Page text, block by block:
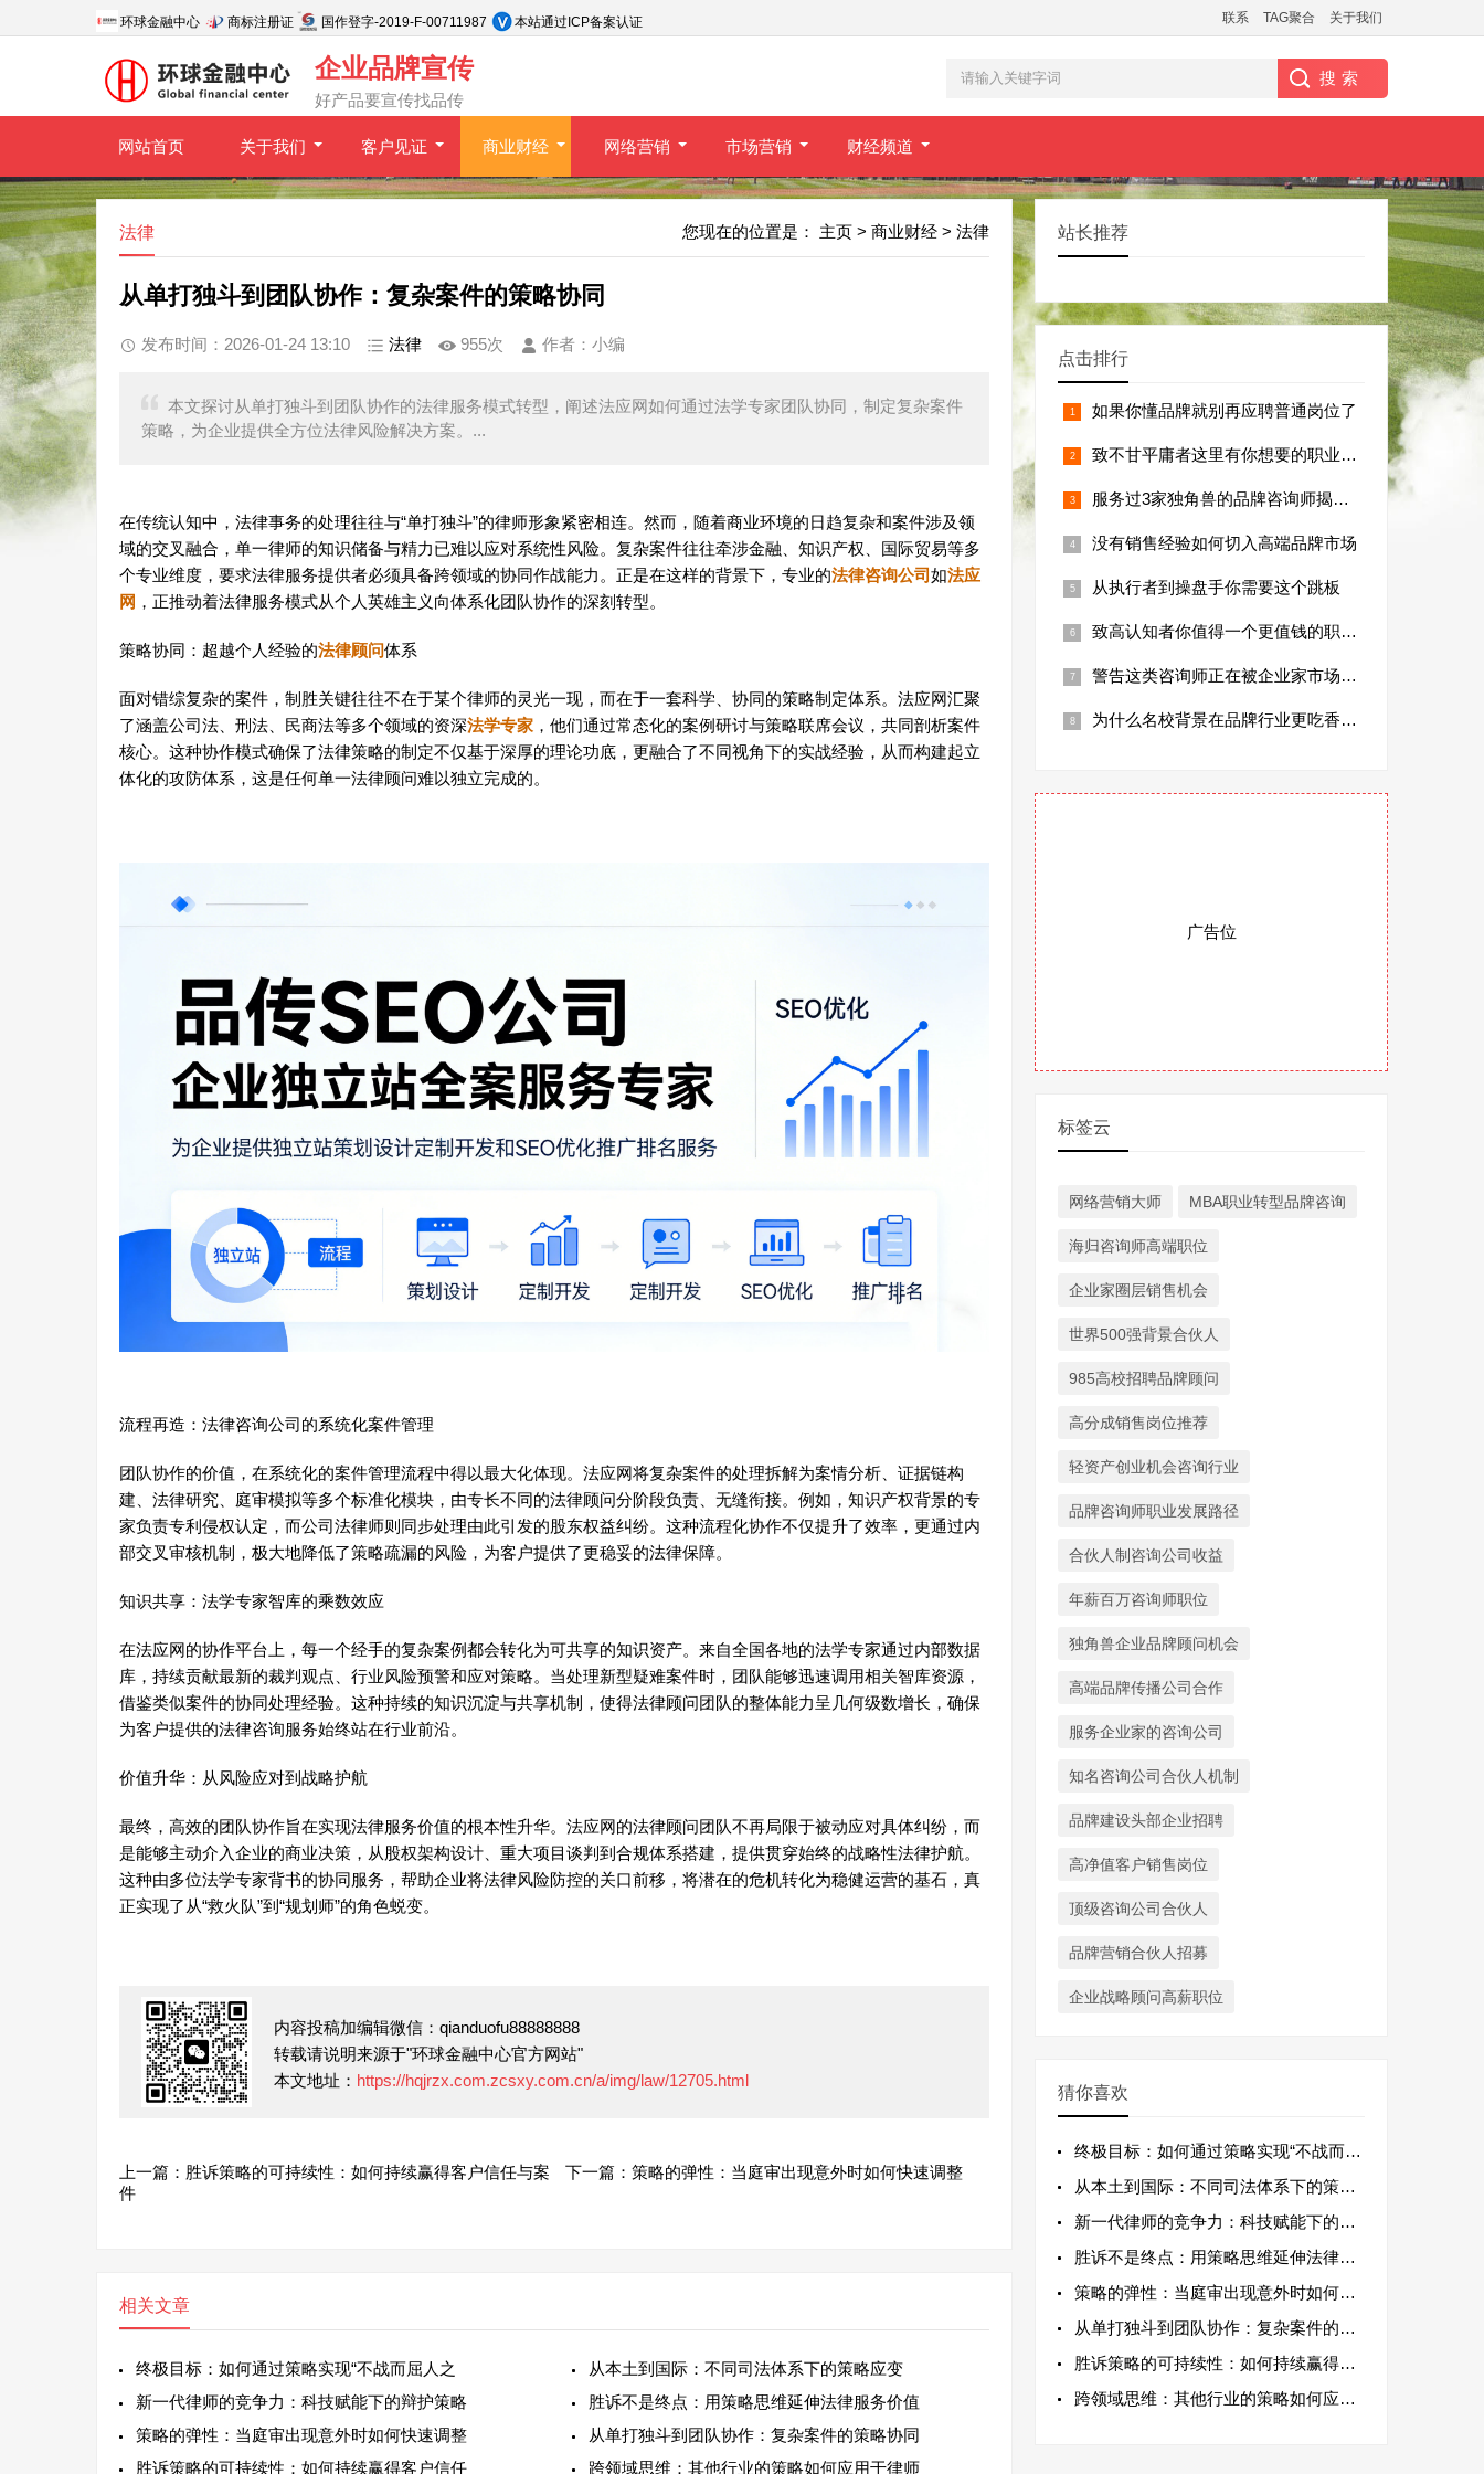
环球金融中心 商标注册证 国作登字-2019-F-00711987 本站通过ICP备案认证 联系 TAG聚合 关于我们
企业品牌宣传
好产品要宣传找品传
网站首页 关于我们 客户见证 商业财经 网络营销 市场营销 财经频道
您现在的位置是： 主页 > 商业财经 > 法律
法律
从单打独斗到团队协作：复杂案件的策略协同
发布时间：2026-01-24 13:10 法律 955次 作者： 小编
本文探讨从单打独斗到团队协作的法律服务模式转型，阐述法应网如何通过法学专家团队协同，制定复杂案件
策略，为企业提供全方位法律风险解决方案。...
在传统认知中，法律事务的处理往往与“单打独斗”的律师形象紧密相连。然而，随着商业环境的日趋复杂和案件涉及领
域的交叉融合，单一律师的知识储备与精力已难以应对系统性风险。复杂案件往往牵涉金融、知识产权、国际贸易等多
个专业维度，要求法律服务提供者必须具备跨领域的协同作战能力。正是在这样的背景下，专业的法律咨询公司如法应
网 ，正推动着法律服务模式从个人英雄主义向体系化团队协作的深刻转型。
策略协同：超越个人经验的法律顾问体系
面对错综复杂的案件，制胜关键往往不在于某个律师的灵光一现，而在于一套科学、协同的策略制定体系。法应网汇聚
了涵盖公司法、刑法、民商法等多个领域的资深法学专家 ，他们通过常态化的案例研讨与策略联席会议，共同剖析案件
核心。这种协作模式确保了法律策略的制定不仅基于深厚的理论功底，更融合了不同视角下的实战经验，从而构建起立
体化的攻防体系，这是任何单一法律顾问难以独立完成的。
流程再造：法律咨询公司的系统化案件管理
团队协作的价值，在系统化的案件管理流程中得以最大化体现。法应网将复杂案件的处理拆解为案情分析、证据链构
建、法律研究、庭审模拟等多个标准化模块，由专长不同的法律顾问分阶段负责、无缝衔接。例如，知识产权背景的专
家负责专利侵权认定，而公司法律师则同步处理由此引发的股东权益纠纷。这种流程化协作不仅提升了效率，更通过内
部交叉审核机制，极大地降低了策略疏漏的风险，为客户提供了更稳妥的法律保障。
知识共享：法学专家智库的乘数效应
在法应网的协作平台上，每一个经手的复杂案例都会转化为可共享的知识资产。来自全国各地的法学专家通过内部数据
库，持续贡献最新的裁判观点、行业风险预警和应对策略。当处理新型疑难案件时，团队能够迅速调用相关智库资源，
借鉴类似案件的协同处理经验。这种持续的知识沉淀与共享机制，使得法律顾问团队的整体能力呈几何级数增长，确保
为客户提供的法律咨询服务始终站在行业前沿。
价值升华：从风险应对到战略护航
最终，高效的团队协作旨在实现法律服务价值的根本性升华。法应网的法律顾问团队不再局限于被动应对具体纠纷，而
是能够主动介入企业的商业决策，从股权架构设计、重大项目谈判到合规体系搭建，提供贯穿始终的战略性法律护航。
这种由多位法学专家背书的协同服务，帮助企业将法律风险防控的关口前移，将潜在的危机转化为稳健运营的基石，真
正实现了从“救火队”到“规划师”的角色蜕变。
内容投稿加编辑微信：qianduofu88888888
转载请说明来源于"环球金融中心官方网站"
本文地址： https://hqjrzx.com.zcsxy.com.cn/a/img/law/12705.html
上一篇：胜诉策略的可持续性：如何持续赢得客户信任与案
件
下一篇：策略的弹性：当庭审出现意外时如何快速调整
相关文章
终极目标：如何通过策略实现“不战而屈人之
从本土到国际：不同司法体系下的策略应变
新一代律师的竞争力：科技赋能下的辩护策略
胜诉不是终点：用策略思维延伸法律服务价值
策略的弹性：当庭审出现意外时如何快速调整
从单打独斗到团队协作：复杂案件的策略协同
胜诉策略的可持续性：如何持续赢得客户信任
跨领域思维：其他行业的策略如何应用于律师
站长推荐
点击排行
如果你懂品牌就别再应聘普通岗位了
致不甘平庸者这里有你想要的职业杠杆
服务过3家独角兽的品牌咨询师揭秘行业真相
没有销售经验如何切入高端品牌市场
从执行者到操盘手你需要这个跳板
致高认知者你值得一个更值钱的职业身份
警告这类咨询师正在被企业家市场淘汰
为什么名校背景在品牌行业更吃香数据说话
广告位
标签云
网络营销大师 MBA职业转型品牌咨询
海归咨询师高端职位
企业家圈层销售机会
世界500强背景合伙人
985高校招聘品牌顾问
高分成销售岗位推荐
轻资产创业机会咨询行业
品牌咨询师职业发展路径
合伙人制咨询公司收益
年薪百万咨询师职位
独角兽企业品牌顾问机会
高端品牌传播公司合作
服务企业家的咨询公司
知名咨询公司合伙人机制
品牌建设头部企业招聘
高净值客户销售岗位
顶级咨询公司合伙人
品牌营销合伙人招募
企业战略顾问高薪职位
猜你喜欢
终极目标：如何通过策略实现“不战而屈人之
从本土到国际：不同司法体系下的策略应变
新一代律师的竞争力：科技赋能下的辩护策略
胜诉不是终点：用策略思维延伸法律服务价值
策略的弹性：当庭审出现意外时如何快速调整
从单打独斗到团队协作：复杂案件的策略协同
胜诉策略的可持续性：如何持续赢得客户信任
跨领域思维：其他行业的策略如何应用于律师